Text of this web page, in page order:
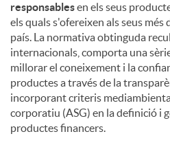
responsablesen els seus
els quals s'ofereixen als seus més
país. La normativa obtinguda
internacionals, comporta una
millorar el coneixement i la
productes a través de la
incorporant criteris
corporatiu (ASG) en la definició i
productes financers.